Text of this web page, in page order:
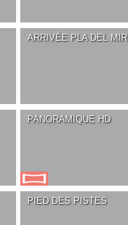
ARRIVÉE PLA DEL MIR
PANORAMIQUE HD
PIED DES PISTES